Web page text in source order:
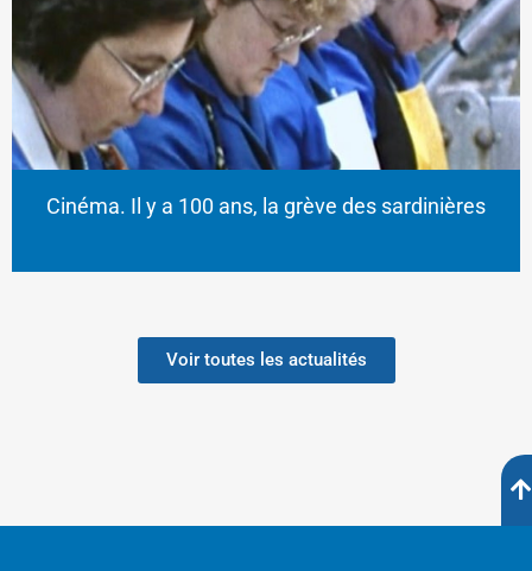
Cinéma. Il y a 100 ans, la grève des sardinières
Voir toutes les actualités